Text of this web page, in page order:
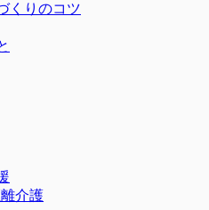
くりのコツ
介護